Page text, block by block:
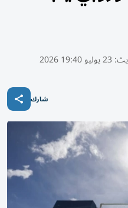
23 يوليو 19:40 2026
شارك